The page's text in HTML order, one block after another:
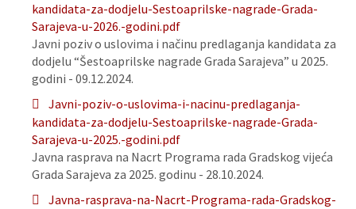
kandidata-za-dodjelu-Sestoaprilske-nagrade-Grada-
Sarajeva-u-2026.-godini.pdf
Javni poziv o uslovima i načinu predlaganja kandidata za
dodjelu “Šestoaprilske nagrade Grada Sarajeva” u 2025.
godini - 09.12.2024.
Javni-poziv-o-uslovima-i-nacinu-predlaganja-
kandidata-za-dodjelu-Sestoaprilske-nagrade-Grada-
Sarajeva-u-2025.-godini.pdf
Javna rasprava na Nacrt Programa rada Gradskog vijeća
Grada Sarajeva za 2025. godinu - 28.10.2024.
Javna-rasprava-na-Nacrt-Programa-rada-Gradskog-